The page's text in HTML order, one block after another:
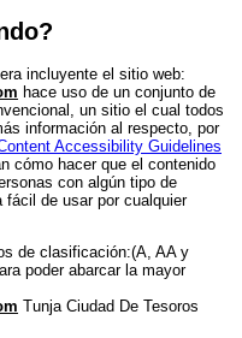
incluyente el sitio web:
hace uso de un conjunto de
un sitio el cual todos
información al respecto, por
Accessibility Guidelines
cómo hacer que el contenido
con algún tipo de
fácil de usar por cualquier
de clasificación:(A, AA y
poder abarcar la mayor
Tunja Ciudad De Tesoros